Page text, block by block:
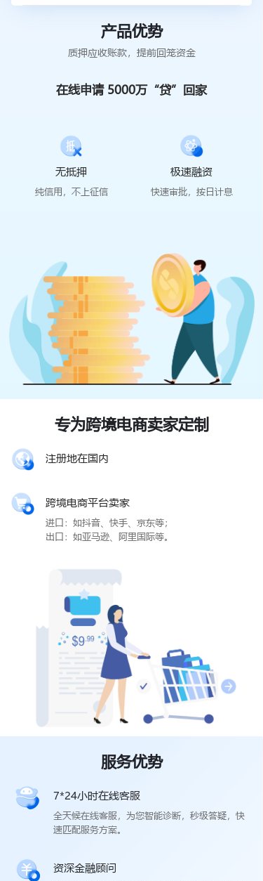
产品优势
质押应收账款，提前回笼资金
在线申请 5000万“贷”回家
无抵押
纯信用，不上征信
极速融资
快速审批，按日计息
专为跨境电商卖家定制
注册地在国内
跨境电商平台卖家
进口：如抖音、快手、京东等；
出口：如亚马逊、阿里国际等。
服务优势
7*24小时在线客服
全天候在线客服，为您智能诊断，秒级答疑，快
速匹配服务方案。
资深金融顾问